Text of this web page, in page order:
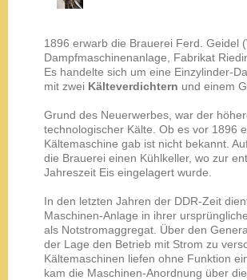
1896 erwarb die Brauerei Ferd. Geidel
Dampfmaschinenanlage, Fabrikat
Es handelte sich um eine Einzylinder-
mit zwei Kälteverdichtern und einem
Grund des Neuerwerbes, war der
technologischer Kälte. Ob es vor 1896
Kältemaschine gab ist nicht bekannt.
die Brauerei einen Kühlkeller, wo zur
Jahreszeit Eis eingelagert wurde.
In den letzten Jahren der DDR-Zeit
Maschinen-Anlage in ihrer
als Notstromaggregat. Über den
der Lage den Betrieb mit Strom zu
Kältemaschinen liefen ohne Funktion
kam die Maschinen-Anordnung über die